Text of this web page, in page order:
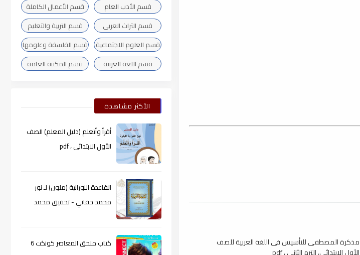
مذكرة المصطفى للنأسيس فى اللغة العربية للصف
الأول الابتدائي، الترم الثاني ، pdf
قسم الأدب العام
قسم الأعمال الكاملة
قسم التراث العربى
قسم التربية والتعليم
قسم العلوم الاجتماعية
قسم الفلسفة وعلومها
قسم اللغة العربية
قسم المكتبة العامة
الأكثر مشاهدة
أقرأ وأتعلم (دليل المعلم) الصف
الأول الابتدائى ، pdf
القاعدة النورانية (ملون) لـ نور
محمد حقاني - تحقيق محمد
كتاب ملحق المعاصر كونكت 6